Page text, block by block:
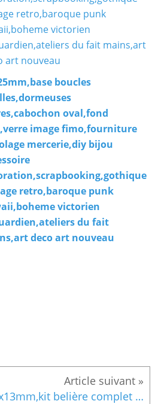
boucles
oval,fond
image fimo,fourniture
mercerie,diy bijou
retro,baroque punk
victorien
du fait
deco art nouveau
3x13mm,kit belière complet plaqué or,poinçon 18 k,diy pendentif breloque,fourniture bijou bricolage mercerie,scrap deco,punk gothique boheme,kawaii fashion mode,pour ateliers du fait mains,victorien edouardien baroque,art deco art nouveau rococo